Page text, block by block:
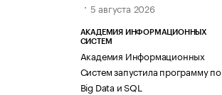
5 августа 2026
АКАДЕМИЯ ИНФОРМАЦИОННЫХ
СИСТЕМ
Академия Информационных
Систем запустила программу по
Big Data и SQL